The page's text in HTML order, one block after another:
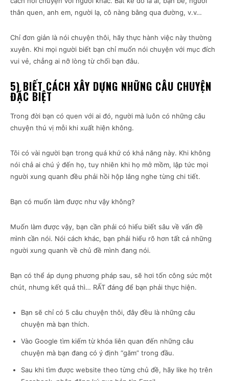
thân quen, anh em, người lạ, cô nàng bằng qua đường, v.v…
Chỉ đơn giản là nói chuyện thôi, hãy thực hành việc này thường
xuyên. Khi mọi người biết bạn chỉ muốn nói chuyện với mục đích
vui vẻ, chẳng ai nỡ lòng từ chối bạn đâu.
5) BIẾT CÁCH XÂY DỰNG NHỮNG CÂU CHUYỆN
ĐẶC BIỆT
Trong đời bạn có quen với ai đó, người mà luôn có những câu
chuyện thú vị mỗi khi xuất hiện không.
Tôi có vài người bạn trong quá khứ có khả năng này. Khi không
nói chả ai chú ý đến họ, tuy nhiên khi họ mở mồm, lập tức mọi
người xung quanh đều phải hồi hộp lắng nghe từng chi tiết.
Bạn có muốn làm được như vậy không?
Muốn làm được vậy, bạn cần phải có hiểu biết sâu về vấn đề
mình cần nói. Nói cách khác, bạn phải hiểu rõ hơn tất cả những
người xung quanh về chủ đề mình đang nói.
Bạn có thể áp dụng phương pháp sau, sẽ hơi tốn công sức một
chút, nhưng kết quả thì… RẤT đáng để bạn phải thực hiện.
Bạn sẽ chỉ có 5 câu chuyện thôi, đây đều là những câu
chuyện mà bạn thích.
Vào Google tìm kiếm từ khóa liên quan đến những câu
chuyện mà bạn đang có ý định “găm” trong đầu.
Sau khi tìm được website theo từng chủ đề, hãy like họ trên